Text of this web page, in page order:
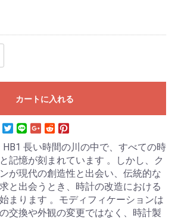
カートに入れる
HB1 長い時間の川の中で、すべての時
記憶が刻まれています 。しかし、ク
が現代の創造性と出会い、伝統的な
と出会うとき、時計の改造における
まります 。モディフィケーションは
交換や外観の変更ではなく、時計製